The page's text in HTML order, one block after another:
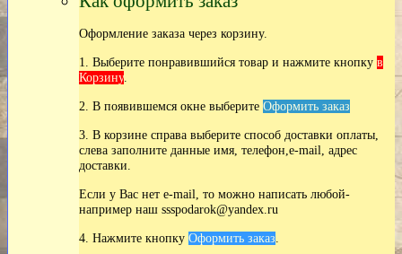
Оформление заказа через корзину.
1. Выберите понравившийся товар и нажмите кнопку в
Корзину.
2. В появившемся окне выберите Оформить заказ
3. В корзине справа выберите способ доставки оплаты,
слева заполните данные имя, телефон,e-mail, адрес
доставки.
Если у Вас нет e-mail, то можно написать любой-
например наш ssspodarok@yandex.ru
4. Нажмите кнопку Оформить заказ.